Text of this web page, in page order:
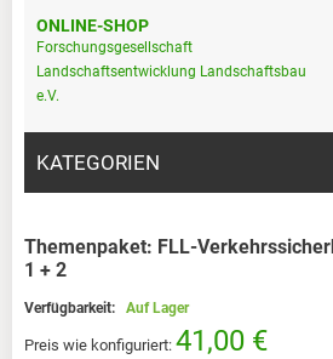
ONLINE-SHOP
Forschungsgesellschaft
Landschaftsentwicklung Landschaftsbau
e.V.
KATEGORIEN
Themenpaket: FLL-
1 + 2
Verfügbarkeit: Auf Lager
Preis wie konfiguriert: 41,00 €